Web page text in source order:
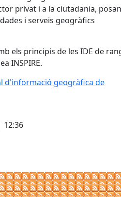
privat i a la ciutadania,
i serveis geogràfics
els principis de les IDE de
INSPIRE.
d'informació geogràfica de
12:36